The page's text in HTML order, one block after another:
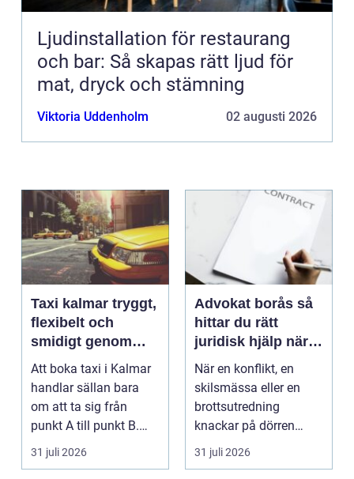
Ljudinstallation för restaurang
och bar: Så skapas rätt ljud för
mat, dryck och stämning
Viktoria Uddenholm 02 augusti 2026
Taxi kalmar tryggt,
flexibelt och
smidigt genom
hela resan
Att boka taxi i Kalmar
handlar sällan bara
om att ta sig från
punkt A till punkt B.
För många är res...
31 juli 2026
Advokat borås så
hittar du rätt
juridisk hjälp när
livet krånglar
När en konflikt, en
skilsmässa eller en
brottsutredning
knackar på dörren
förändras vardagen
snabbt....
31 juli 2026